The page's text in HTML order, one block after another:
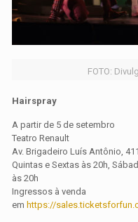
FOTO:
Hairspray
A partir de 5 de setembro
Teatro Renault
Av. Brigadeiro Luís Antônio,
Quintas e Sextas às 20h,
às 20h
Ingressos à venda
em https://